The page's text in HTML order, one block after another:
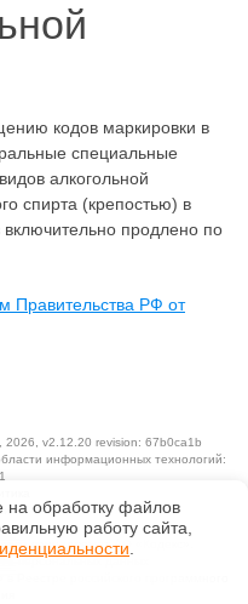
кодов маркировки в
специальные
алкогольной
спирта (крепостью) в
включительно продлено по
Правительства РФ от
, 2026, v2.12.20 revision: 67b0ca1b
информационных технологий:
принадлежат АО «Кодекс».
персональных данных
на обработку файлов
работу сайта,
.